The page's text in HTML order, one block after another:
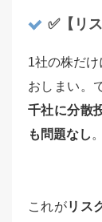
✅【リ
1社の株だ
おしまい。
千社に分散
も問題なし 。
これがリス